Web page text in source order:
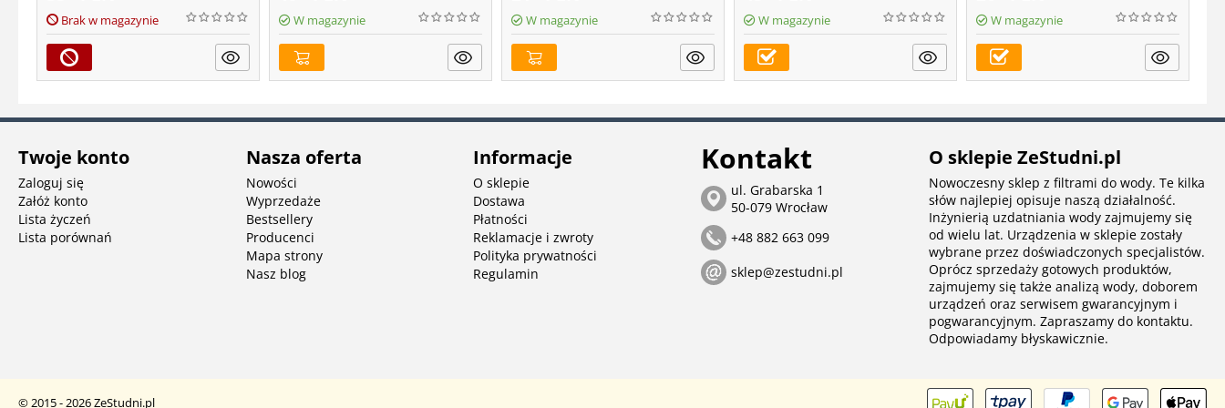
Brak w magazynie W magazynie W magazynie W magazynie W magazynie
Twoje konto
Zaloguj się
Załóż konto
Lista życzeń
Lista porównań
Nasza oferta
Nowości
Wyprzedaże
Bestsellery
Producenci
Mapa strony
Nasz blog
Informacje
O sklepie
Dostawa
Płatności
Reklamacje i zwroty
Polityka prywatności
Regulamin
Kontakt
ul. Grabarska 1
50-079 Wrocław
+48 882 663 099
sklep@zestudni.pl
O sklepie ZeStudni.pl
Nowoczesny sklep z filtrami do wody. Te kilka
słów najlepiej opisuje naszą działalność.
Inżynierią uzdatniania wody zajmujemy się
od wielu lat. Urządzenia w sklepie zostały
wybrane przez doświadczonych specjalistów.
Oprócz sprzedaży gotowych produktów,
zajmujemy się także analizą wody, doborem
urządzeń oraz serwisem gwarancyjnym i
pogwarancyjnym. Zapraszamy do kontaktu.
Odpowiadamy błyskawicznie.
© 2015 - 2026 ZeStudni.pl